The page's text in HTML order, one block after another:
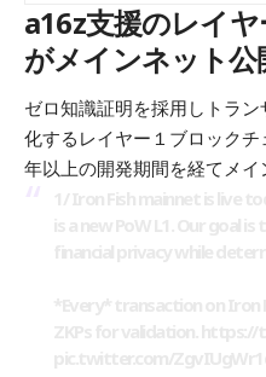
a16z支援のレイ
がメインネット公
ゼロ知識証明を採用しトラ
化するレイヤー１ブロック
年以上の開発期間を経てメイ